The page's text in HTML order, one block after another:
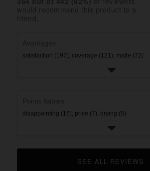
satisfaction (197), coverage (121), matte (72)
disappointing (16), price (7), drying (5)
CLICK TO